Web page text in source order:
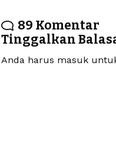
89 Komentar
Tinggalkan
Anda harus masuk